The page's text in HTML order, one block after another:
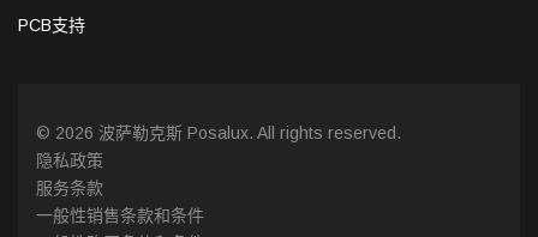
PCB支持
© 2026 波萨勒克斯 Posalux. All rights reserved.
隐私政策
服务条款
一般性销售条款和条件